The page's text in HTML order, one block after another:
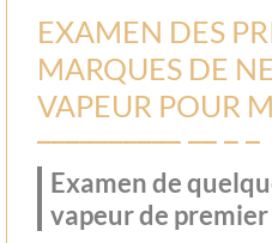
EXAMEN DES
MARQUES DE
VAPEUR POUR
Examen de
vapeur de